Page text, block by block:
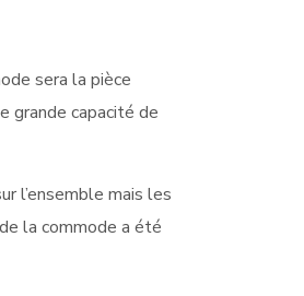
sera la pièce
grande capacité de
l’ensemble mais les
la commode a été